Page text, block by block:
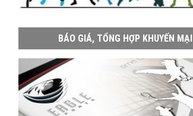
BÁO GIÁ, TỔNG HỢP KHUYẾN MẠI